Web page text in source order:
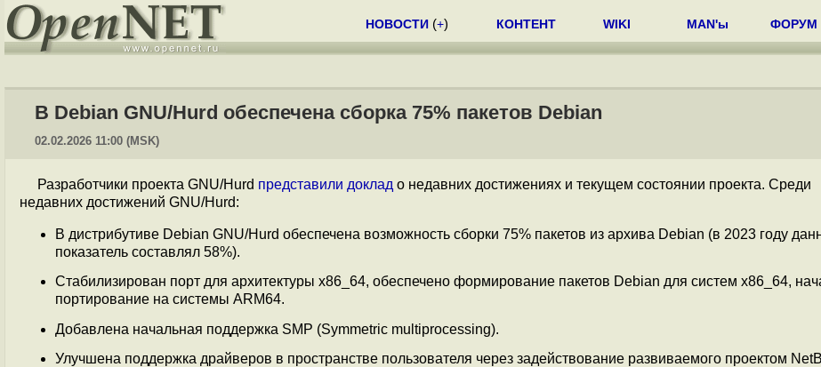
НОВОСТИ (+) КОНТЕНТ WIKI MAN'ы ФОРУМ
В Debian GNU/Hurd обеспечена сборка 75% пакетов Debian
02.02.2026 11:00 (MSK)
Разработчики проекта GNU/Hurd представили доклад о недавних достижениях и текущем состоянии проекта. Среди
недавних достижений GNU/Hurd:
В дистрибутиве Debian GNU/Hurd обеспечена возможность сборки 75% пакетов из архива Debian (в 2023 году
показатель составлял 58%).
Стабилизирован порт для архитектуры x86_64, обеспечено формирование пакетов Debian для систем x86_64,
портирование на системы ARM64.
Добавлена начальная поддержка SMP (Symmetric multiprocessing).
Улучшена поддержка драйверов в пространстве пользователя через задействование развиваемого проектом